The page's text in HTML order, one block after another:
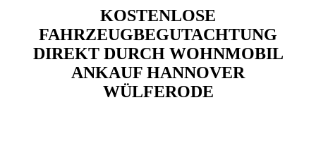
KOSTENLOSE
FAHRZEUGBEGUTACHTUNG
DIREKT DURCH WOHNMOBIL
ANKAUF HANNOVER
WÜLFERODE